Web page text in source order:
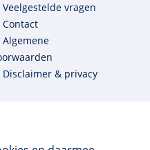
Veelgestelde vragen
Contact
Algemene
Disclaimer & privacy